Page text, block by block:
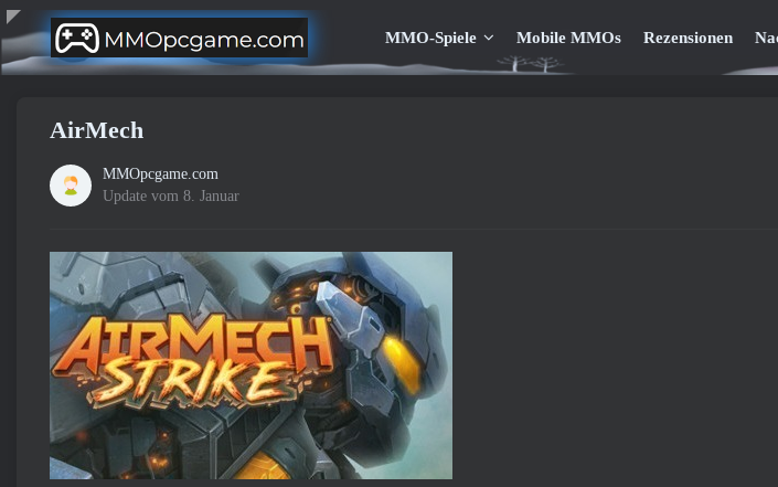
MMO-Spiele Mobile MMOs Rezensionen
AirMech
MMOpcgame.com
Update vom 8. Januar